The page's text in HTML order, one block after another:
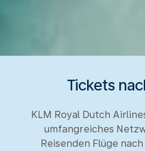
Tickets
KLM Royal Dutch
umfangreiches
Reisenden Flüge